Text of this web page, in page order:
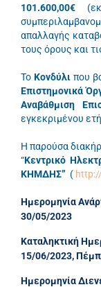
101.600,00€
απαλλαγής
τους όρους και
ΤοΚονδύλι που
Επιστημονικά
Αναβάθμιση
εγκεκριμένου
Η παρούσα
“Κεντρικό
ΚΗΜΔΗΣ” (
Ημερομηνία
30/05/2023
Καταληκτική
15/06/2023,
Ημερομηνία